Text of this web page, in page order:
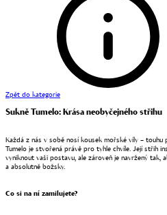
Zpět do kategorie
Sukně Tumelo: Krása neobyčejného střihu
Každá z nás v sobě nosí kousek mořské víly – touhu
Tumelo je stvořená právě pro tyhle chvíle. Její střih
vyniknout vaši postavu, ale zároveň je navržený tak,
a absolutně božsky.
Co si na ní zamilujete?